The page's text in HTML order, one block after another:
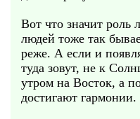
Вот что значит роль
людей тоже так
реже. А если и
туда зовут, не к
утром на Восток, а
достигают гармонии.